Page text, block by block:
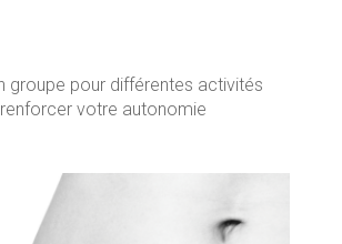
groupe pour différentes activités
votre autonomie